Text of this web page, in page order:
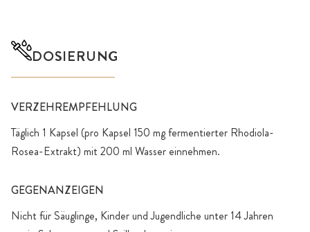
DOSIERUNG
VERZEHREMPFEHLUNG
Täglich 1 Kapsel (pro Kapsel 150 mg fermentierter Rhodiola-
Rosea-Extrakt) mit 200 ml Wasser einnehmen.
GEGENANZEIGEN
Nicht für Säuglinge, Kinder und Jugendliche unter 14 Jahren